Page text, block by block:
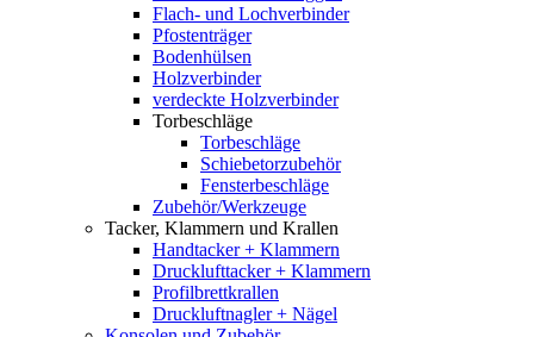
Flach- und Lochverbinder
Pfostenträger
Bodenhülsen
Holzverbinder
verdeckte Holzverbinder
Torbeschläge
Torbeschläge
Schiebetorzubehör
Fensterbeschläge
Zubehör/Werkzeuge
Tacker, Klammern und Krallen
Handtacker + Klammern
Drucklufttacker + Klammern
Profilbrettkrallen
Druckluftnagler + Nägel